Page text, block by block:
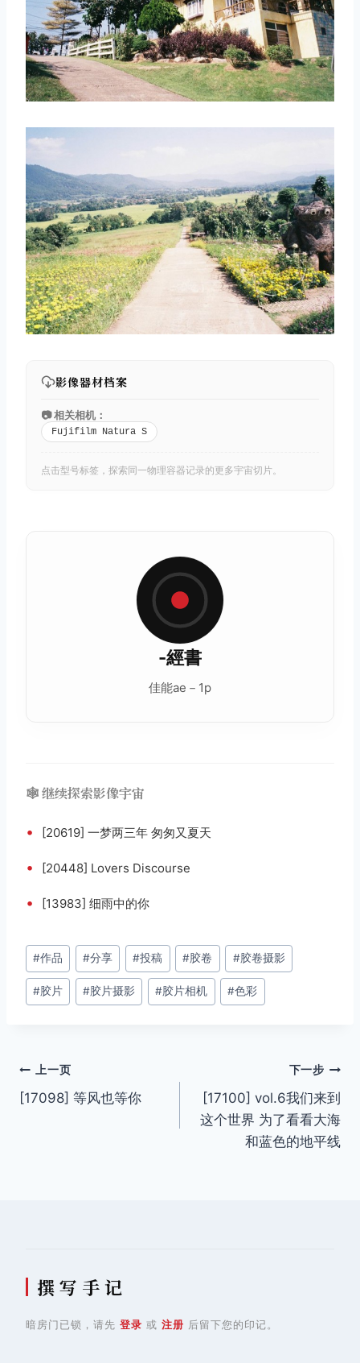
影像器材档案
📷 相关相机：
Fujifilm Natura S
点击型号标签，探索同一物理容器记录的更多宇宙切片。
-經書
佳能ae－1p
🕸️ 继续探索影像宇宙
• [20619] 一梦两三年 匆匆又夏天
• [20448] Lovers Discourse
• [13983] 细雨中的你
文
章
标
#作品 #分享 #投稿 #胶卷 #胶卷摄影
#胶片 #胶片摄影 #胶片相机 #色彩
文
章
上一页
[17098] 等风也等你
下一步
[17100] vol.6我们来到
这个世界 为了看看大海
和蓝色的地平线
撰 写 手 记
暗房门已锁，请先 登录 或 注册 后留下您的印记。
取消 搜索